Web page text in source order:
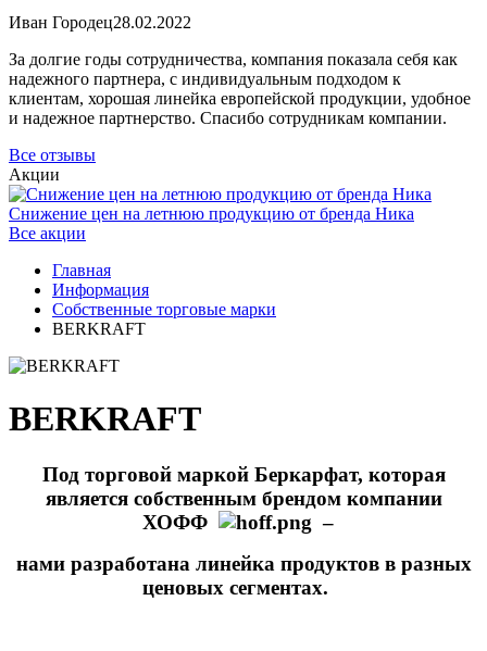
Иван Городец28.02.2022
За долгие годы сотрудничества, компания показала себя как
надежного партнера, с индивидуальным подходом к
клиентам, хорошая линейка европейской продукции, удобное
и надежное партнерство. Спасибо сотрудникам компании.
Все отзывы
Акции
Снижение цен на летнюю продукцию от бренда Ника
Все акции
Главная
Информация
Собственные торговые марки
BERKRAFT
BERKRAFT
Под торговой маркой Беркарфат, которая
является собственным брендом компании
ХОФФ
–
нами разработана линейка продуктов в разных
ценовых сегментах.